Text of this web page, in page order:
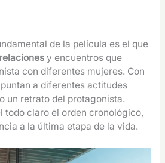
de la película es el que
relacionesy encuentros que
con diferentes mujeres. Con
a diferentes actitudes
un retrato del protagonista.
todo claro el orden cronológico,
a la última etapa de la vida.